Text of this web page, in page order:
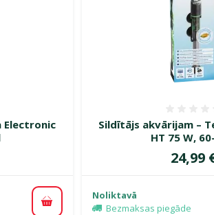
Electronic
Pievienot grozam
Sildītājs akvārijam –
HT 75 W,
Cena
24,99
Noliktavā
Bezmaksas piegāde